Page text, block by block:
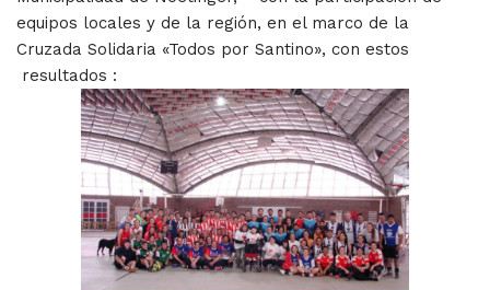
equipos locales y de la región, en el marco de la
Cruzada Solidaria «Todos por Santino», con estos
resultados :